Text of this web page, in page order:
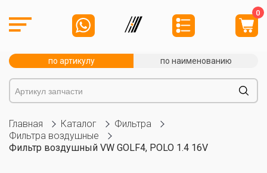
0
по артикулу по наименованию
Главная Каталог
Фильтра
Фильтра воздушные
Фильтр воздушный VW GOLF4, POLO 1.4 16V